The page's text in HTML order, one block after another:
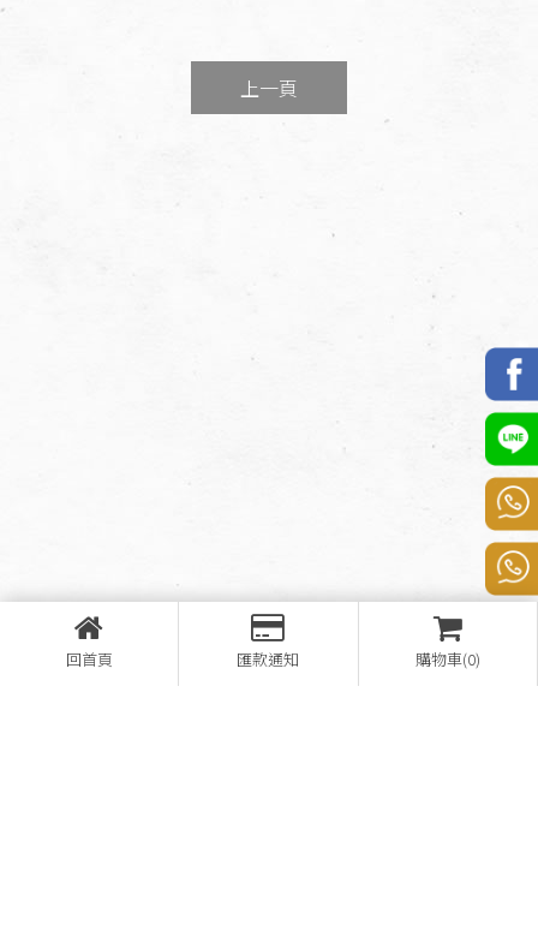
上一頁
回首頁 匯款通知 購物車(0)